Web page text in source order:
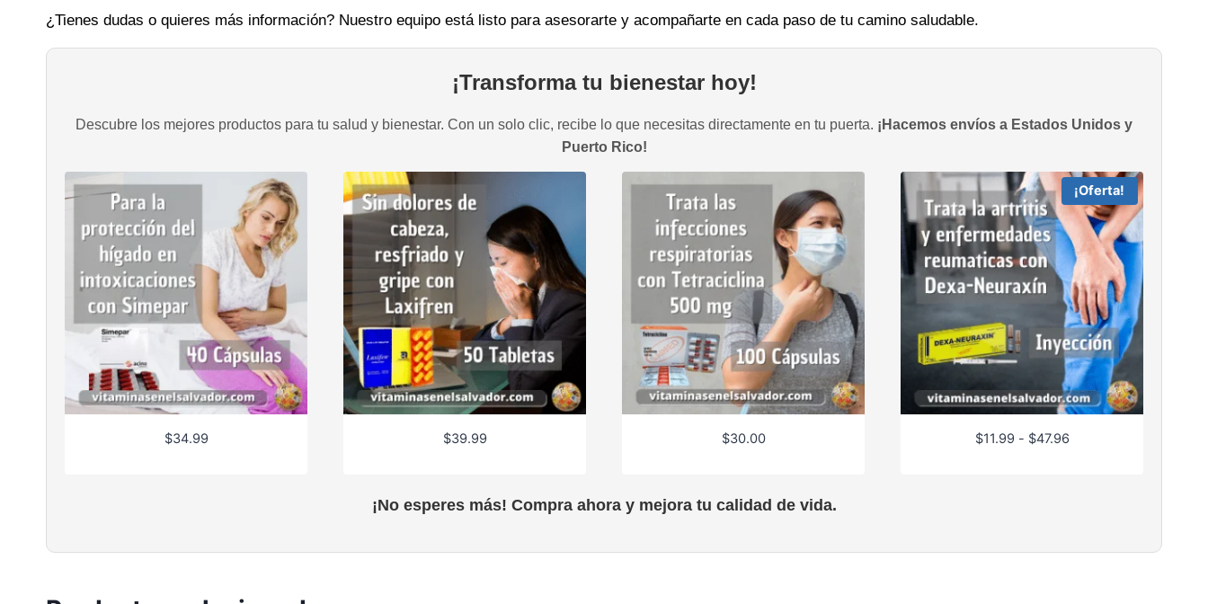
¿Tienes dudas o quieres más información? Nuestro equipo está listo para asesorarte y acompañarte en cada paso de tu camino saludable.
¡Transforma tu bienestar hoy!
Descubre los mejores productos para tu salud y bienestar. Con un solo clic, recibe lo que necesitas directamente en tu puerta. ¡Hacemos envíos a Estados Unidos y
Puerto Rico!
$34.99 $39.99 $30.00
¡Oferta!
$11.99 - $47.96R
¡No esperes más! Compra ahora y mejora tu calidad de vida.